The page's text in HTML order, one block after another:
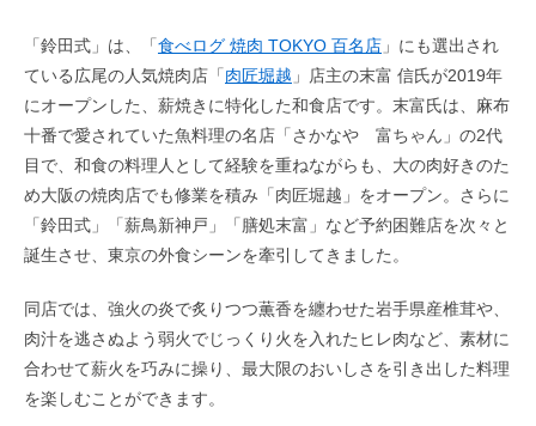
「鈴田式」は、「食べログ 焼肉 TOKYO 百名店 」にも選出され
ている広尾の人気焼肉店「肉匠堀越 」店主の末富 信氏が2019年
にオープンした、薪焼きに特化した和食店です。末富氏は、麻布
十番で愛されていた魚料理の名店「さかなや 富ちゃん」の2代
目で、和食の料理人として経験を重ねながらも、大の肉好きのた
め大阪の焼肉店でも修業を積み「肉匠堀越」をオープン。さらに
「鈴田式」「薪鳥新神戸」「膳処末富」など予約困難店を次々と
誕生させ、東京の外食シーンを牽引してきました。
同店では、強火の炎で炙りつつ薫香を纏わせた岩手県産椎茸や、
肉汁を逃さぬよう弱火でじっくり火を入れたヒレ肉など、素材に
合わせて薪火を巧みに操り、最大限のおいしさを引き出した料理
を楽しむことができます。